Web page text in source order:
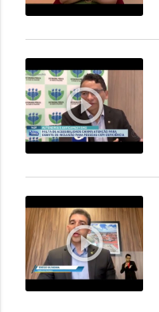
play_circle_outline
play_circle_outline